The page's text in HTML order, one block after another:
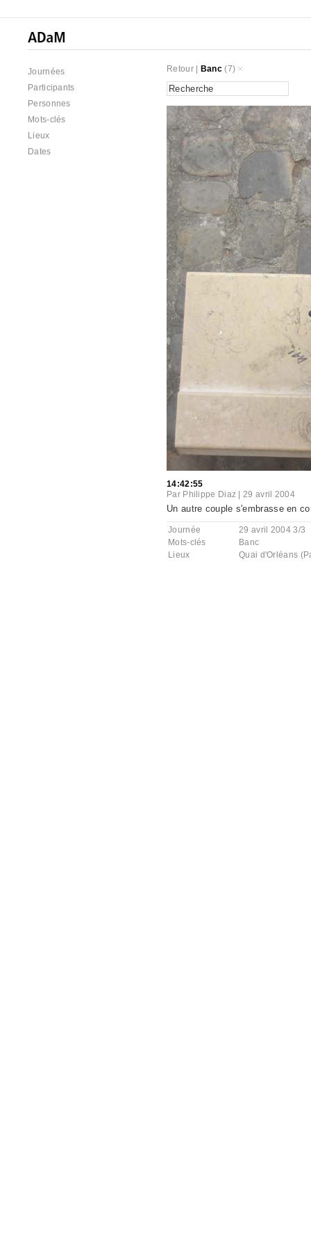
Journées
Participants
Personnes
Mots-clés
Lieux
Dates
Retour| Banc(7)
14:42:55
Par Philippe Diaz |29 avril 2004
Un autre couple s'embrasse en
Journée
29 avril 2004 3/3
Mots-clés
Banc
Lieux
Quai d'Orléans